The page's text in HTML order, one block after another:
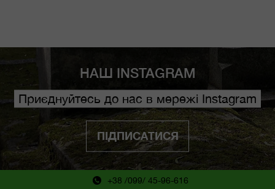
НАШ INSTAGRAM
Приєднуйтесь до нас в мережі Instagram
ПІДПИСАТИСЯ
+38 /099/ 45-96-616